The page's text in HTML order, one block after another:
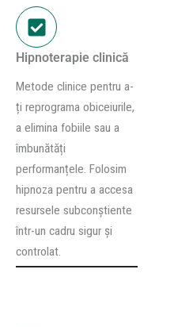
Hipnoterapie clinică
Metode clinice pentru a-
ți reprograma obiceiurile,
a elimina fobiile sau a
îmbunătăți
performanțele. Folosim
hipnoza pentru a accesa
resursele subconștiente
într-un cadru sigur și
controlat.